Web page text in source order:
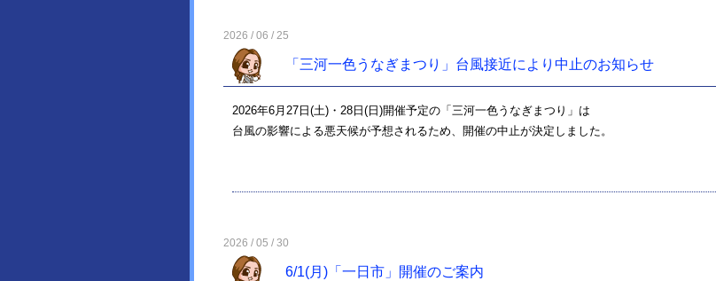
2026 / 06 / 25
「三河一色うなぎまつり」台風接近により中止のお知らせ
2026年6月27日(土)・28日(日)開催予定の「三河一色うなぎまつり」は
台風の影響による悪天候が予想されるため、開催の中止が決定しました。
2026 / 05 / 30
6/1(月)「一日市」開催のご案内